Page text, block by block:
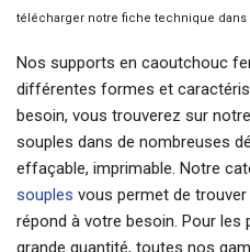
télécharger notre fiche technique dans
Nos supports en caoutchouc
différentes formes et
besoin, vous trouverez sur
souples dans de nombreuses
effaçable, imprimable. Notre
souples vous permet de
répond à votre besoin. Pour
grande quantité, toutes nos